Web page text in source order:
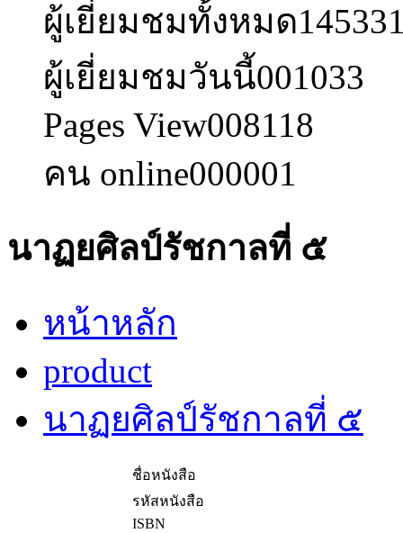
ผู้เยี่ยมชมทั้งหมด
ผู้เยี่ยมชมวันนี้001033
Pages View008118
คน online000001
นาฏยศิลป์รัชกาลที่ ๕
หน้าหลัก
product
นาฏยศิลป์รัชกาลที่ ๕
ชื่อหนังสือ
รหัสหนังสือ
ISBN